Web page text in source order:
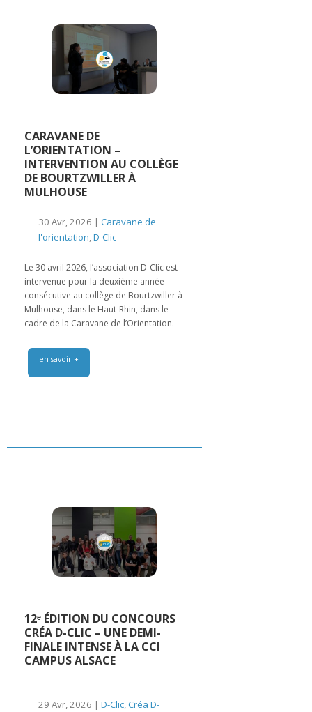
CARAVANE DE
L’ORIENTATION –
INTERVENTION AU COLLÈGE
DE BOURTZWILLER À
MULHOUSE
30 Avr, 2026 | Caravane de
l'orientation D-Clic
Le 30 avril 2026, l’association D-Clic est
intervenue pour la deuxième année
consécutive au collège de Bourtzwiller à
Mulhouse, dans le Haut-Rhin, dans le
cadre de la Caravane de l’Orientation.
en savoir +
12ᵉ ÉDITION DU CONCOURS
CRÉA D-CLIC – UNE DEMI-
FINALE INTENSE À LA CCI
CAMPUS ALSACE
29 Avr, 2026 | D-Clic,Créa D-